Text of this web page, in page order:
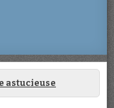
astucieuse